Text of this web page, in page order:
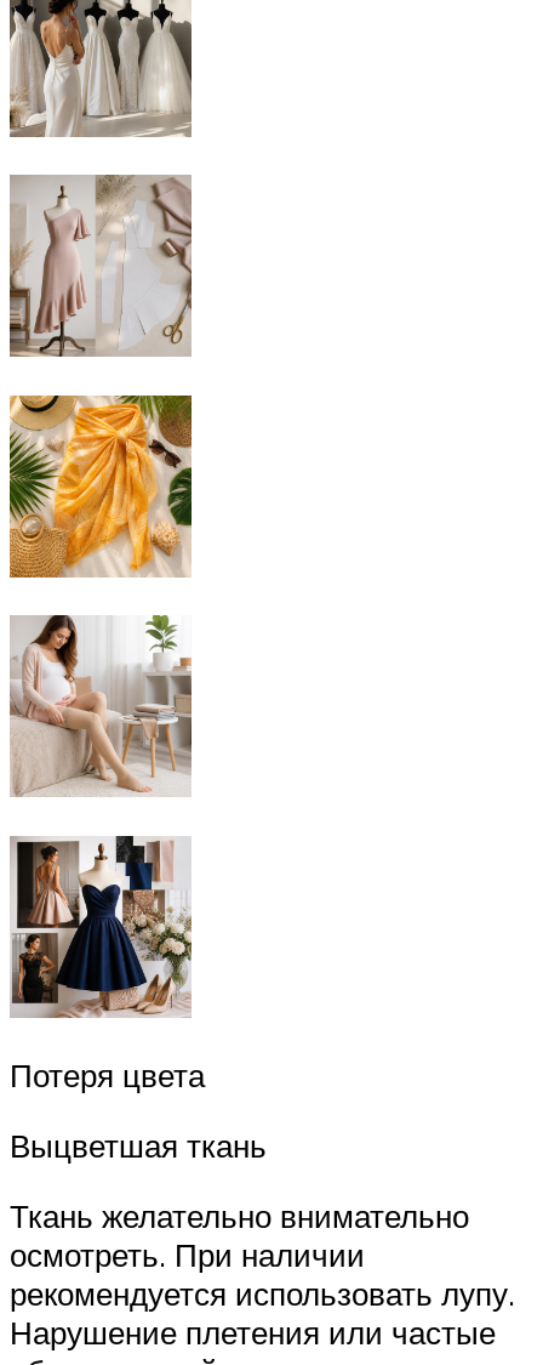
Потеря цвета
Выцветшая ткань
Ткань желательно внимательно
осмотреть. При наличии
рекомендуется использовать лупу.
Нарушение плетения или частые